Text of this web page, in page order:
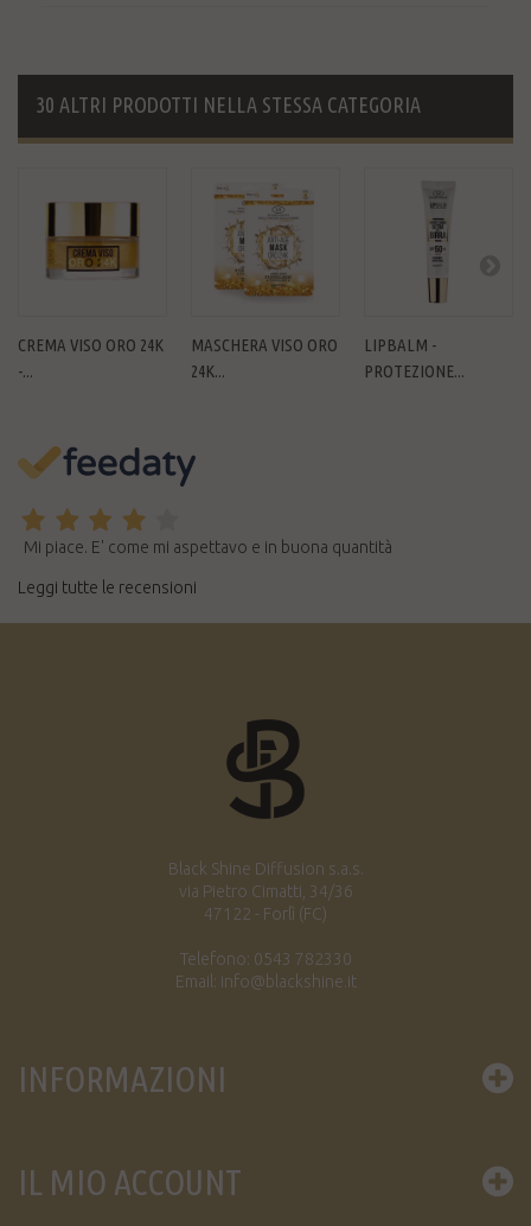
30 ALTRI PRODOTTI NELLA STESSA CATEGORIA
CREMA VISO ORO 24K
-...
MASCHERA VISO ORO
24K...
LIPBALM -
PROTEZIONE...
Mi piace. E' come mi aspettavo e in buona quantità
Leggi tutte le recensioni
Black Shine Diffusion s.a.s.
via Pietro Cimatti, 34/36
47122 - Forlì (FC)
Telefono: 0543 782330
Email: info@blackshine.it
INFORMAZIONI
IL MIO ACCOUNT